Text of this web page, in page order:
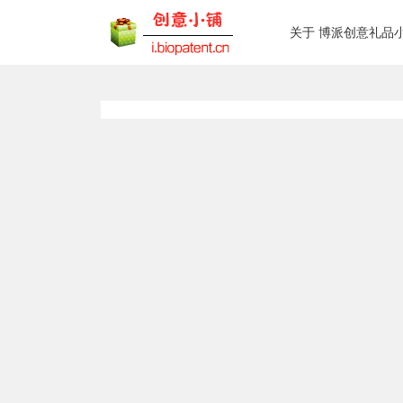
关于 博派创意礼品